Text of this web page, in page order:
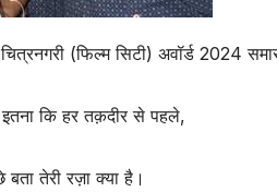
(फिल्म सिटी) अवॉर्ड 2024
कि हर तक़दीर से पहले,
तेरी रज़ा क्या है।